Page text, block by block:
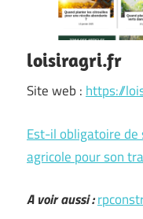
loisiragri.fr
Site web : https://
Est-il obligatoire de
agricole pour son
A voir aussi :